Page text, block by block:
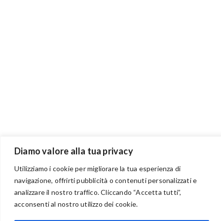
Diamo valore alla tua privacy
Utilizziamo i cookie per migliorare la tua esperienza di
navigazione, offrirti pubblicità o contenuti personalizzati e
analizzare il nostro traffico. Cliccando “Accetta tutti”,
acconsenti al nostro utilizzo dei cookie.
BENVENUTI NEL PORTALE RIVENDITORI